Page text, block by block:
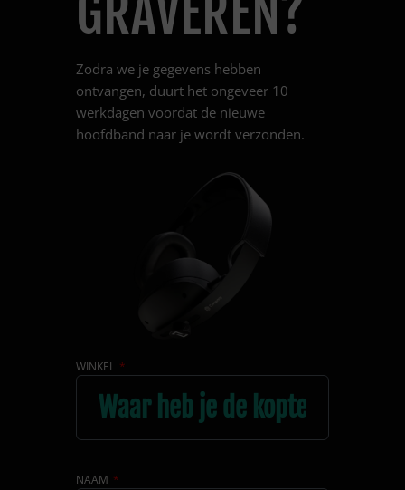
Zodra we je gegevens hebben
ontvangen, duurt het ongeveer 10
werkdagen voordat de nieuwe
hoofdband naar je wordt verzonden.
WINKEL
NAAM